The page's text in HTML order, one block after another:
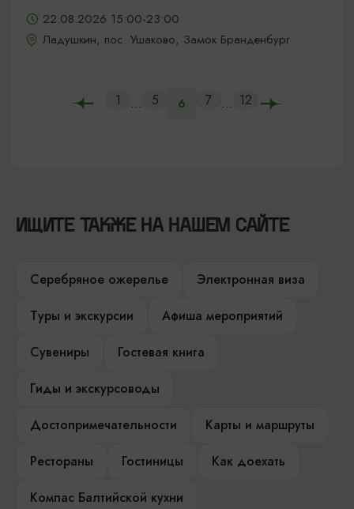
22.08.2026 15:00-23:00
Ладушкин, пос. Ушаково, Замок Бранденбург
1 ... 5 6 7 ... 12
ИЩИТЕ ТАКЖЕ НА НАШЕМ САЙТЕ
Серебряное ожерелье
Электронная виза
Туры и экскурсии
Афиша мероприятий
Сувениры
Гостевая книга
Гиды и экскурсоводы
Достопримечательности
Карты и маршруты
Рестораны
Гостиницы
Как доехать
Компас Балтийской кухни